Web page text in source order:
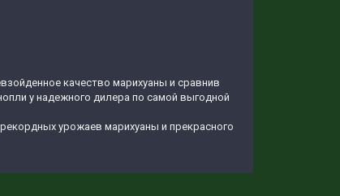
качество марихуаны и сравнив
у надежного дилера по самой выгодной
урожаев марихуаны и прекрасного